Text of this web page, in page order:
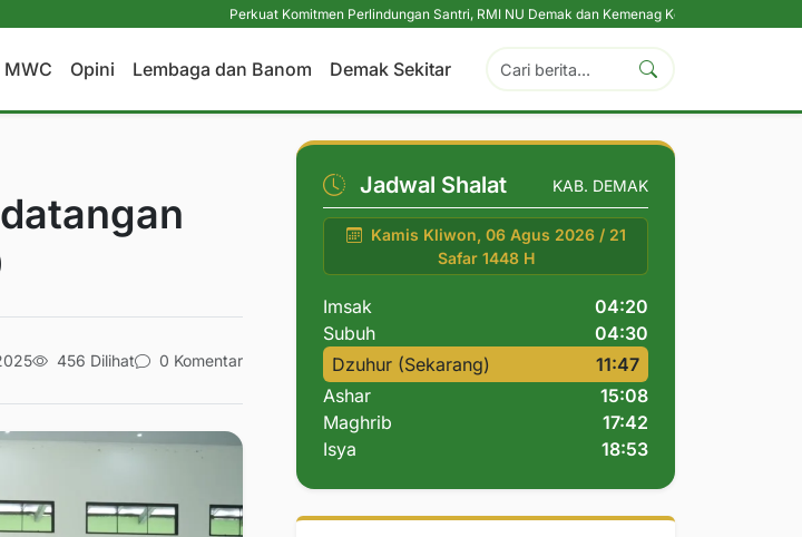
Perkuat Komitmen Perlindungan Santri, RMI NU Demak dan Kemenag Konsolidasikan Pengasuh
MWC Opini Lembaga dan Banom Demak Sekitar
456 Dilihat 0 Komentar
Jadwal Shalat KAB. DEMAK
Kamis Kliwon, 06 Agus 2026 / 21
Safar 1448 H
Imsak
04:20
Subuh
04:30
Dzuhur (Sekarang)
11:47
Ashar
15:08
Maghrib
17:42
Isya
18:53